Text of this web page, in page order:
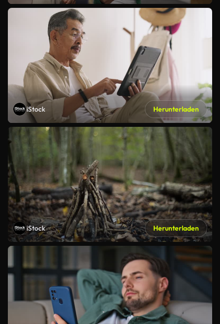
iStock Herunterladen
iStock Herunterladen